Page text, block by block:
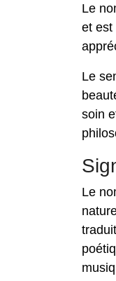
Le
et est
Le
soin
Le